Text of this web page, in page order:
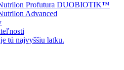
Profutura DUOBIOTIK™
Advanced
tú najvyššiu latku.